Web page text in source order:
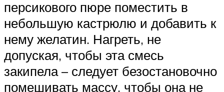
персикового пюре поместить в
небольшую кастрюлю и добавить к
нему желатин. Нагреть, не
допуская, чтобы эта смесь
закипела – следует безостановочно
помешивать массу, чтобы она не